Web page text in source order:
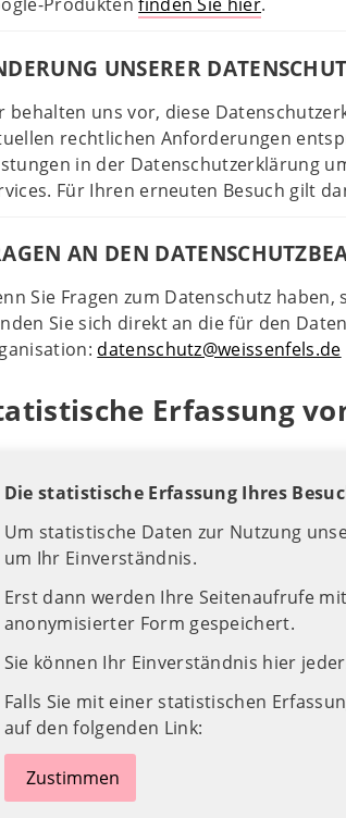
UNSERER
behalten uns vor, diese
rechtlichen Anforderungen
in der Datenschutzerklärung
Für Ihren erneuten Besuch gilt
AN DEN
Sie Fragen zum Datenschutz
Sie sich direkt an die für den
datenschutz@weissenfels.de
Erfassung
Die statistische Erfassung Ihres
Um statistische Daten zur Nutzung
um Ihr Einverständnis.
Erst dann werden Ihre Seitenaufrufe
anonymisierter Form gespeichert.
Sie können Ihr Einverständnis hier
Falls Sie mit einer statistischen
auf den folgenden Link:
Zustimmen